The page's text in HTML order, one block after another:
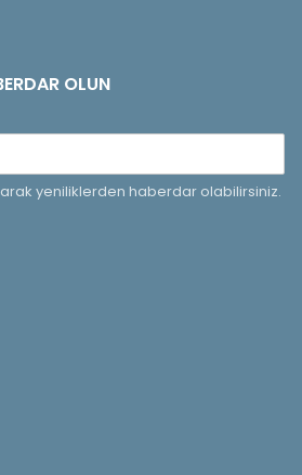
OLUN
yeniliklerden haberdar olabilirsiniz.